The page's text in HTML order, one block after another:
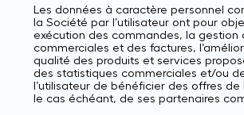
Les données à caractère personnel
la Société par l’utilisateur ont pour
exécution des commandes, la gestion
commerciales et des factures,
qualité des produits et services
des statistiques commerciales et/ou
l’utilisateur de bénéficier des offres
le cas échéant, de ses partenaires